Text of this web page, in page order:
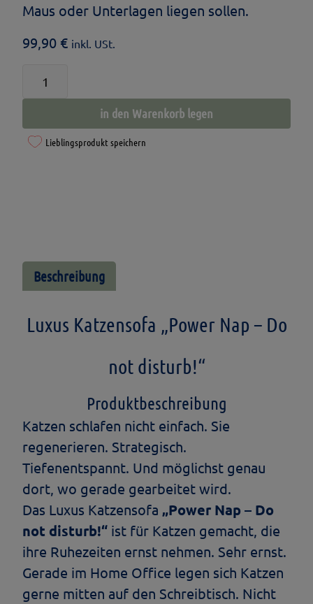
Maus oder Unterlagen liegen sollen.
99,90 € inkl. USt.
-
Stickmotiv
disturb"
beige
rose
in den Warenkorb legen
Lieblingsprodukt speichern
Beschreibung
Luxus Katzensofa „Power Nap – Do
not disturb!“
Produktbeschreibung
Katzen schlafen nicht einfach. Sie
regenerieren. Strategisch.
Tiefenentspannt. Und möglichst genau
dort, wo gerade gearbeitet wird.
Das Luxus Katzensofa „Power Nap – Do
not disturb!“ ist für Katzen gemacht, die
ihre Ruhezeiten ernst nehmen. Sehr ernst.
Gerade im Home Office legen sich Katzen
gerne mitten auf den Schreibtisch. Nicht